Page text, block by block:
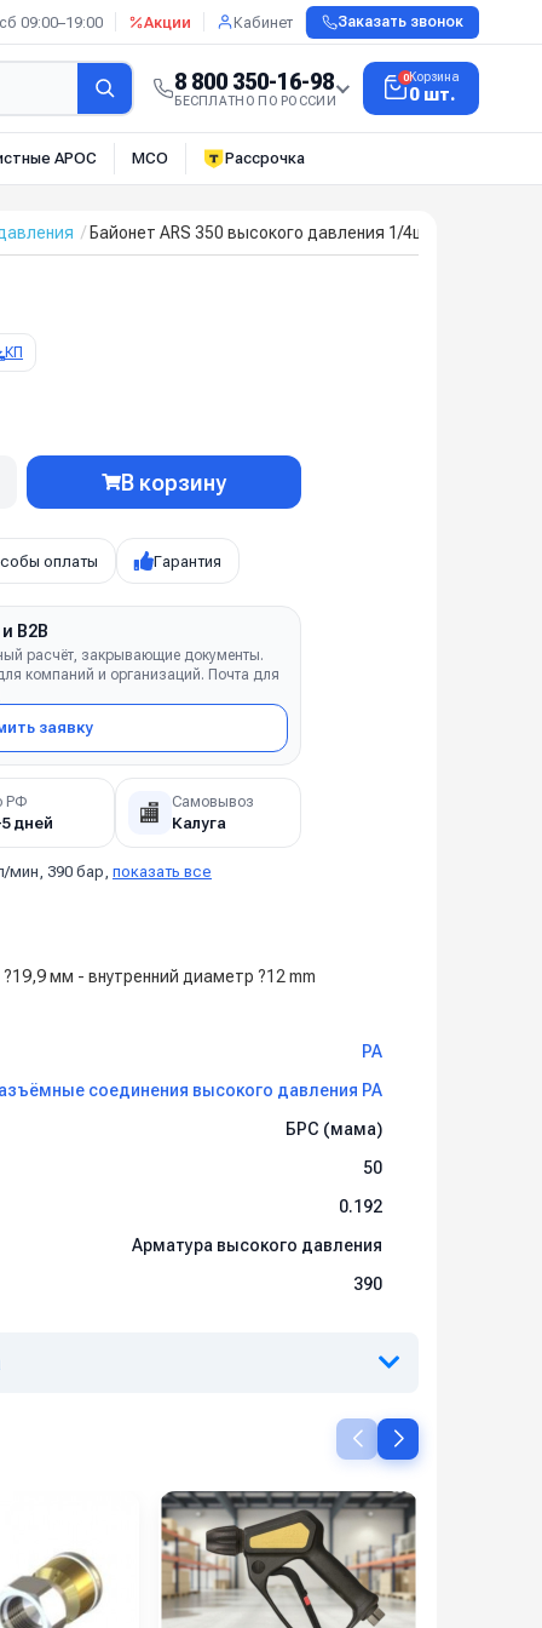
09:00–19:00 Акции Кабинет Заказать звонок
8 800 350-16-98
БЕСПЛАТНО ПО РОССИИ
0Корзина
0 шт.
АРОС МСО Рассрочка
Байонет ARS 350 высокого давления 1/4ш (нерж) в
КП
В корзину
оплаты Гарантия
B2B
расчёт, закрывающие документы.
компаний и организаций. Почта для
заявку
РФ
дней 🏬 Самовывоз
Калуга
мин, 390 бар, показать все
мм - внутренний диаметр ?12 mm
PA
соединения высокого давления PA
БРС (мама)
50
0.192
Арматура высокого давления
390